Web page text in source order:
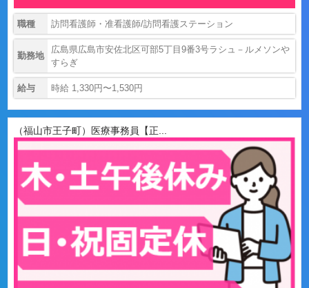
職種 訪問看護師・准看護師/訪問看護ステーション
勤務地
広島県広島市安佐北区可部5丁目9番3号ラシュ－ルメソンや
すらぎ
給与 時給 1,330円〜1,530円
（福山市王子町）医療事務員【正...